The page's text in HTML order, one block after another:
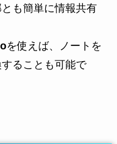
も簡単に情報共有
を使えば、ノートを
ることも可能で